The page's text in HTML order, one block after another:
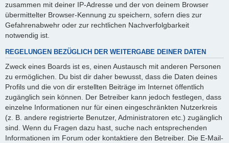
zusammen mit deiner IP-Adresse und der von deinem Browser
übermittelter Browser-Kennung zu speichern, sofern dies zur
Gefahrenabwehr oder zur rechtlichen Nachverfolgbarkeit
notwendig ist.
REGELUNGEN BEZÜGLICH DER WEITERGABE DEINER DATEN
Zweck eines Boards ist es, einen Austausch mit anderen Personen
zu ermöglichen. Du bist dir daher bewusst, dass die Daten deines
Profils und die von dir erstellten Beiträge im Internet öffentlich
zugänglich sein können. Der Betreiber kann jedoch festlegen, dass
einzelne Informationen nur für einen eingeschränkten Nutzerkreis
(z. B. andere registrierte Benutzer, Administratoren etc.) zugänglich
sind. Wenn du Fragen dazu hast, suche nach entsprechenden
Informationen im Forum oder kontaktiere den Betreiber. Die E-Mail-